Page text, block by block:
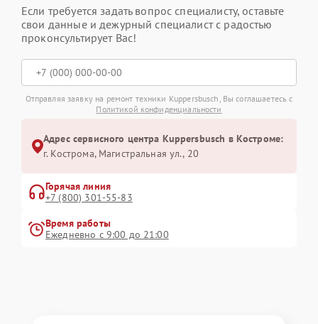
Если требуется задать вопрос специалисту, оставьте
свои данные и дежурный специалист с радостью
проконсультирует Вас!
Отправляя заявку на ремонт техники Kuppersbusch, Вы соглашаетесь с
Политикой конфиденциальности
Адрес сервисного центра Kuppersbusch в Костроме:
г. Кострома, Магистральная ул., 20
Горячая линия
+7 (800) 301-55-83
Время работы
Ежедневно с 9:00 до 21:00